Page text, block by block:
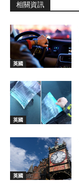
相關資訊
英國
英國
英國